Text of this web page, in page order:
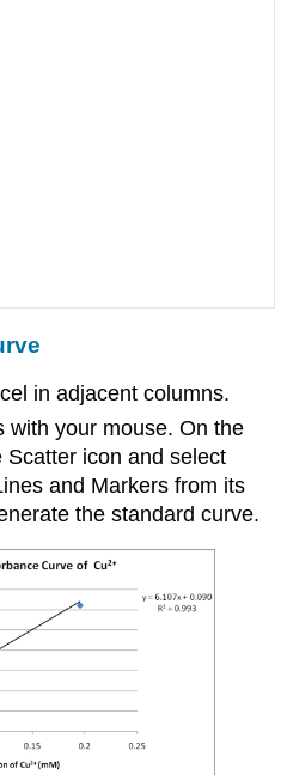
in adjacent columns.
with your mouse. On the
Scatter icon and select
and Markers from its
the standard curve.